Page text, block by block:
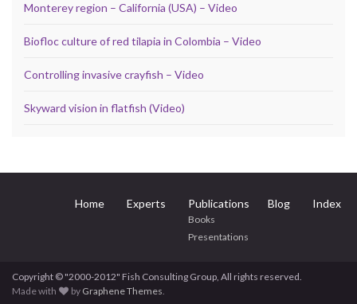
Monterey region – California (USA) – Video
Biofloc culture of red tilapia in Colombia – Video
Controlling invasive crayfish – Video
Skyward vision in flatfish (Video)
Home Experts Publications
Books
Presentations
Blog Index
Copyright © "2000-2012" Fish Consulting Group, All rights reserved.
Made with
by Graphene Themes.